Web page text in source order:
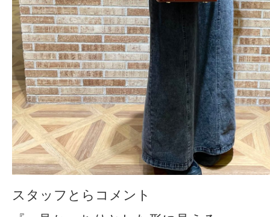
スタッフとらコメント